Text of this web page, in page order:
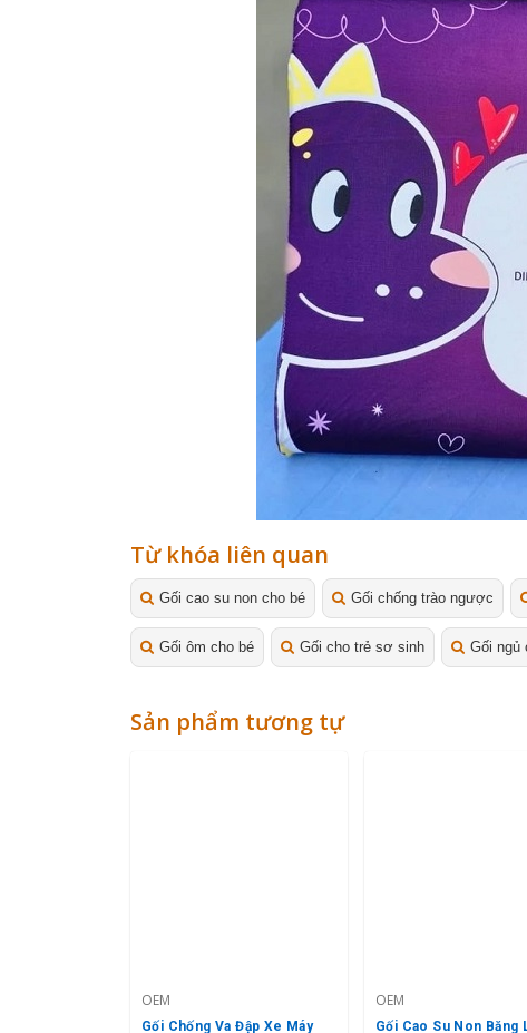
Từ khóa liên quan
Gối cao su non cho bé Gối chống trào ngược
Gối ôm cho bé Gối cho trẻ sơ sinh Gối ngủ
Sản phẩm tương tự
OEM
Gối Chống Va Đập Xe Máy
OEM
Gối Cao Su Non Băng